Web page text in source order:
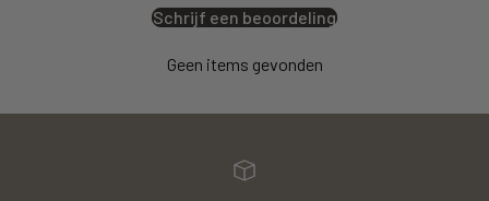
Schrijf een beoordeling
Geen items gevonden